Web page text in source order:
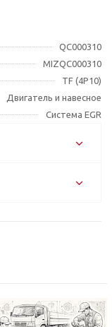
QC000310
MIZQC000310
TF (4P10)
Двигатель и навесное
Система EGR